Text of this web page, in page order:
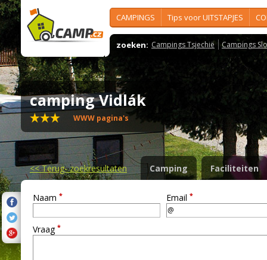
CAMPINGS Tips voor UITSTAPJES
zoeken: Campings Tsjechië Campings
camping Vidlák
WWW pagina's
<<Terug- zoekresultaten Camping Faciliteiten
Naam * Email *
Vraag *